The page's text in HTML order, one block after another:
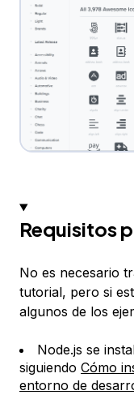
Requisitos
No es necesario
tutorial, pero si
algunos de los
Node.js se
siguiendo Cómo
entorno de